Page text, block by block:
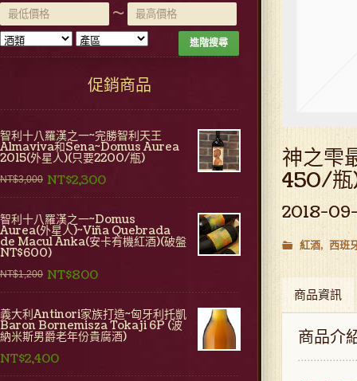
~
進階搜尋
促銷商品
智利十八羅漢之一~完勝智利天王
Almaviva和Sena~Domus Aurea
2015(外星人)(只要2200/瓶)
NT$3,000 NT$2,300
智利十八羅漢之一~Domus
Aurea(外星人)~Viña Quebrada
de Macul Anka(安卡有機紅酒)(破盤
NT$600)
NT$1,200 NT$800
義大利Antinori家族打造~匈牙利托凱
Baron Bornemisza Tokaji 6P (波
納米斯男爵老年份貴腐酒)
NT$2,400
神之雫
450/
2018-
紅酒 西班
商品資訊
商品介